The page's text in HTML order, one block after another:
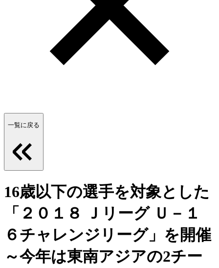
一覧に戻る
16歳以下の選手を対象とした
「２０１８ Ｊリーグ Ｕ－１
６チャレンジリーグ」を開催
～今年は東南アジアの2チー